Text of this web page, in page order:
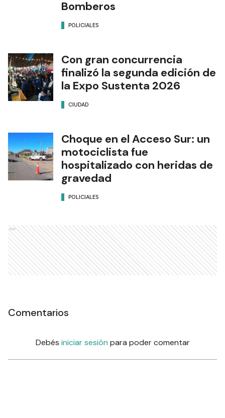
Bomberos
POLICIALES
Con gran concurrencia
finalizó la segunda edición de
la Expo Sustenta 2026
CIUDAD
Choque en el Acceso Sur: un
motociclista fue
hospitalizado con heridas de
gravedad
POLICIALES
Ads
Comentarios
Debés iniciar sesión para poder comentar